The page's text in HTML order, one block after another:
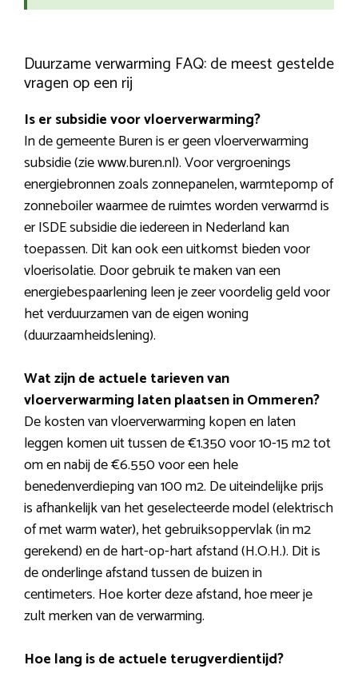
Duurzame verwarming FAQ: de meest gestelde
vragen op een rij
Is er subsidie voor vloerverwarming?
In de gemeente Buren is er geen vloerverwarming
subsidie (zie www.buren.nl). Voor vergroenings
energiebronnen zoals zonnepanelen, warmtepomp of
zonneboiler waarmee de ruimtes worden verwarmd is
er ISDE subsidie die iedereen in Nederland kan
toepassen. Dit kan ook een uitkomst bieden voor
vloerisolatie. Door gebruik te maken van een
energiebespaarlening leen je zeer voordelig geld voor
het verduurzamen van de eigen woning
(duurzaamheidslening).
Wat zijn de actuele tarieven van
vloerverwarming laten plaatsen in Ommeren?
De kosten van vloerverwarming kopen en laten
leggen komen uit tussen de €1.350 voor 10-15 m2 tot
om en nabij de €6.550 voor een hele
benedenverdieping van 100 m2. De uiteindelijke prijs
is afhankelijk van het geselecteerde model (elektrisch
of met warm water), het gebruiksoppervlak (in m2
gerekend) en de hart-op-hart afstand (H.O.H.). Dit is
de onderlinge afstand tussen de buizen in
centimeters. Hoe korter deze afstand, hoe meer je
zult merken van de verwarming.
Hoe lang is de actuele terugverdientijd?